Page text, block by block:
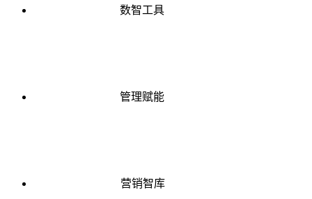
数智工具
管理赋能
营销智库